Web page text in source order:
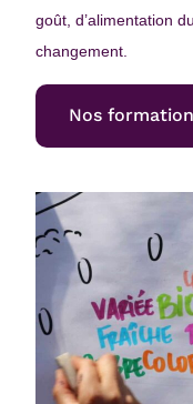
goût, d’alimentation
changement.
Nos